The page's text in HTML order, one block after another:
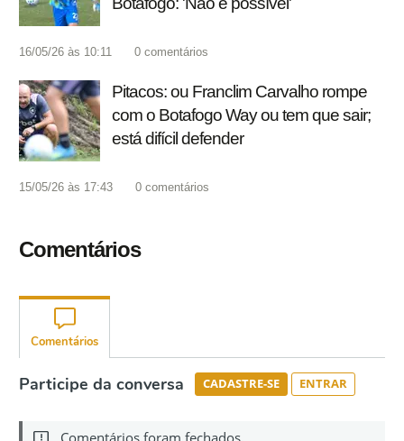
16/05/26 às 10:11 0 comentários
Pitacos: ou Franclim Carvalho rompe
com o Botafogo Way ou tem que sair;
está difícil defender
15/05/26 às 17:43 0 comentários
Comentários